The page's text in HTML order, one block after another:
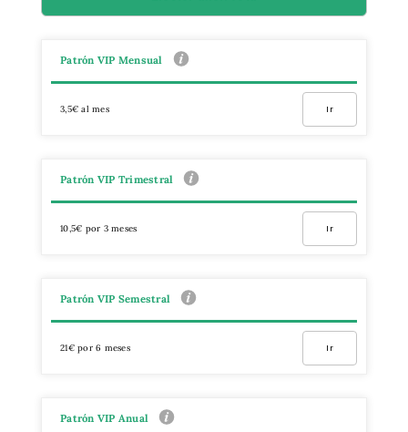
Patrón VIP Mensual
3,5€ al mes Ir
Patrón VIP Trimestral
10,5€ por 3 meses Ir
Patrón VIP Semestral
21€ por 6 meses Ir
Patrón VIP Anual